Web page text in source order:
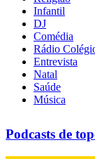
Infantil
DJ
Comédia
Rádio
Entrevista
Natal
Saúde
Música
Podcasts de